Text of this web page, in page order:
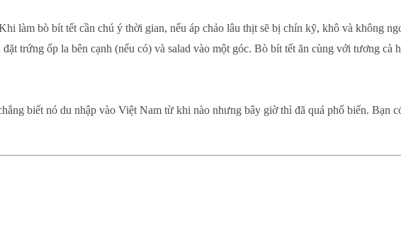
làm bò bít tết cần chú ý thời gian, nếu áp chảo lâu thịt sẽ bị chín kỹ, khô và không
trứng ốp la bên cạnh (nếu có) và salad vào một góc. Bò bít tết ăn cùng với tương cà
biết nó du nhập vào Việt Nam từ khi nào nhưng bây giờ thì đã quá phổ biến. Bạn